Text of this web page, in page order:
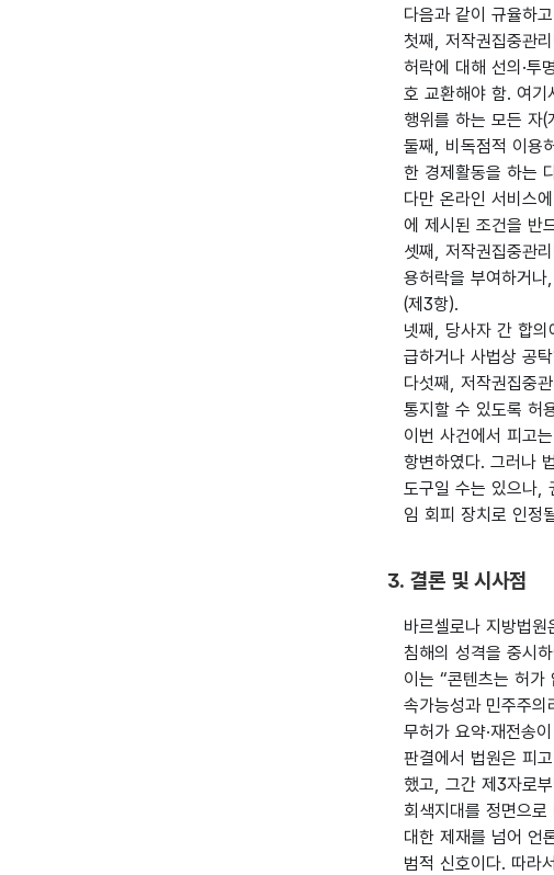
다음과 같이 규율하
첫째, 저작권집중관
허락에 대해 선의·투
호 교환해야 함. 여기
행위를 하는 모든 자(
둘째, 비독점적 이용
한 경제활동을 하는
다만 온라인 서비스
에 제시된 조건을 반
셋째, 저작권집중관
용허락을 부여하거
(제3항).
넷째, 당사자 간 합의
급하거나 사법상 공
다섯째, 저작권집중
통지할 수 있도록 허
이번 사건에서 피고
항변하였다. 그러나
도구일 수는 있으나,
임 회피 장치로 인정
3. 결론 및 시사점
바르셀로나 지방법
침해의 성격을 중시
이는 “콘텐츠는 허가
속가능성과 민주주
무허가 요약·재전송
판결에서 법원은 피
했고, 그간 제3자로
회색지대를 정면으
대한 제재를 넘어 언
범적 신호이다. 따라